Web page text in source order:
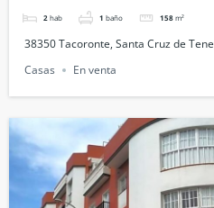
2 hab 1 baño 158 m²
38350 Tacoronte, Santa Cruz de
Casas
En venta